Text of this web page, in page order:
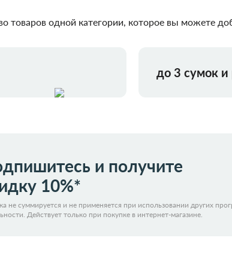
товаров одной категории, которое вы можете
до 3 сумок и
и получите
10%*
не суммируется и не применяется при использовании других
Действует только при покупке в интернет-магазине.